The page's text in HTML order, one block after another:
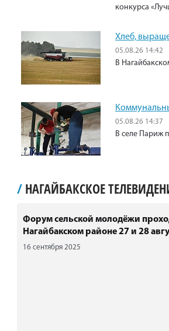
конкурса
Хлеб,
05.08.26 14:42
В
05.08.26 14:37
В селе Париж
/ НАГАЙБАКСКОЕ
Форум сельской молодёжи
Нагайбакском районе 27 и 28
16 сентября 2025